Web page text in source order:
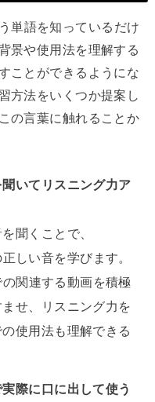
単語を知っているだけ
景や使用法を理解する
ことができるようにな
方法をいくつか提案し
の言葉に触れることか
聞いてリスニング力ア
聞くことで、
しい音を学びます。
関連する動画を積極
せ、リスニング力を
使用法も理解できる
際に口に出して使う